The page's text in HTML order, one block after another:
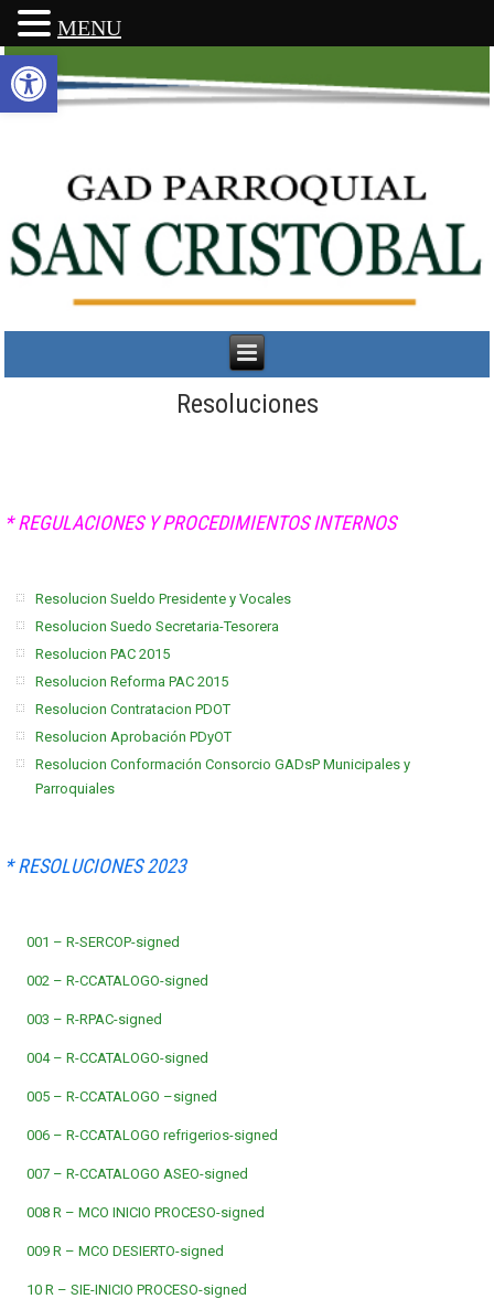
Abrir barra de herramientas
Resoluciones
* REGULACIONES Y PROCEDIMIENTOS INTERNOS
Resolucion Sueldo Presidente y Vocales
Resolucion Suedo Secretaria-Tesorera
Resolucion PAC 2015
Resolucion Reforma PAC 2015
Resolucion Contratacion PDOT
Resolucion Aprobación PDyOT
Resolucion Conformación Consorcio GADsP Municipales y
Parroquiales
* RESOLUCIONES 2023
001 – R-SERCOP-signed
002 – R-CCATALOGO-signed
003 – R-RPAC-signed
004 – R-CCATALOGO-signed
005 – R-CCATALOGO –signed
006 – R-CCATALOGO refrigerios-signed
007 – R-CCATALOGO ASEO-signed
008 R – MCO INICIO PROCESO-signed
009 R – MCO DESIERTO-signed
10 R – SIE-INICIO PROCESO-signed
MENU